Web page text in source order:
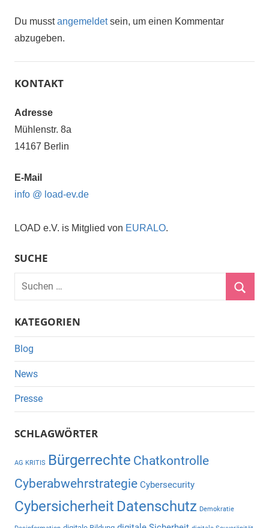
Du musstangemeldetsein, um einen Kommentar
abzugeben.
KONTAKT
Adresse
Mühlenstr. 8a
14167 Berlin
E-Mail
info @ load-ev.de
LOAD e.V. is Mitglied von EURALO.
SUCHE
Suchen
KATEGORIEN
Blog
News
Presse
SCHLAGWÖRTER
AG KRITIS Bürgerrechte Chatkontrolle
Cyberabwehrstrategie Cybersecurity
Cybersicherheit Datenschutz Demokratie